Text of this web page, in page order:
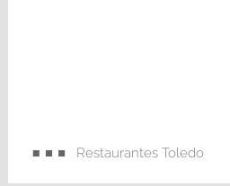
Restaurantes Toledo